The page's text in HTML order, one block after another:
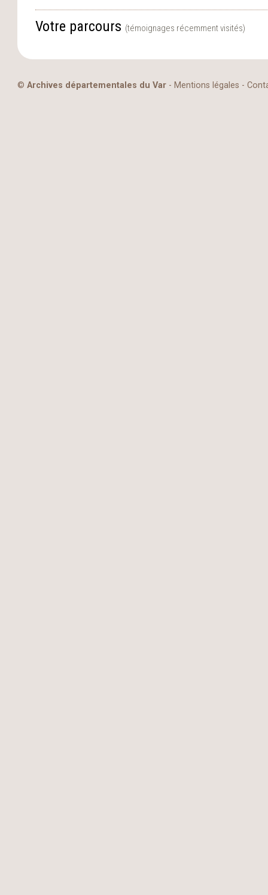
Votre parcours (témoignages récemment visités)
©Archives départementales du Var - Mentions légales -